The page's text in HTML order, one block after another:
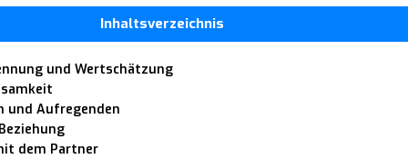
Inhaltsverzeichnis
und Wertschätzung
und Aufregenden
dem Partner